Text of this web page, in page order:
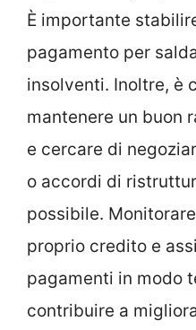
È importante
pagamento per
insolventi. Inoltre, è
mantenere un buon
e cercare di
o accordi di
possibile.
proprio credito e
pagamenti in modo
contribuire a